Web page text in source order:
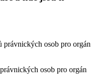
právnických osob pro orgán
osob pro orgán